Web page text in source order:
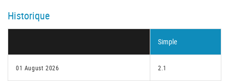
Historique
Simple
01 August 2026 2.1